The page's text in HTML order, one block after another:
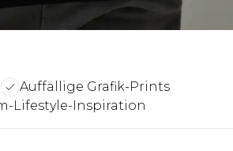
Auffällige Grafik-Prints
Lifestyle-Inspiration